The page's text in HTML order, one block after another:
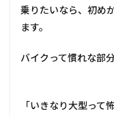
乗りたいなら、初め
ます。
バイクって慣れな部
「いきなり大型って